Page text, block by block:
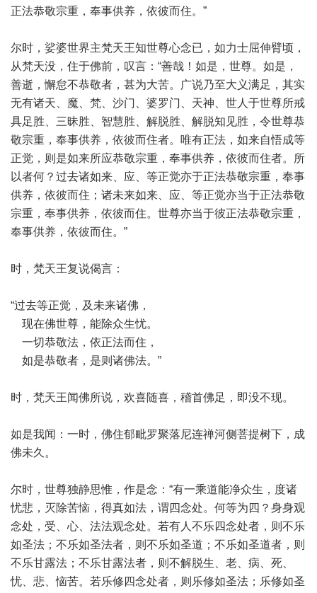
正法恭敬宗重，奉事供养，依彼而住。”
尔时，娑婆世界主梵天王知世尊心念已，如力士屈伸臂顷，
从梵天没，住于佛前，叹言：“善哉！如是，世尊。如是，
善逝，懈怠不恭敬者，甚为大苦。广说乃至大义满足，其实
无有诸天、魔、梵、沙门、婆罗门、天神、世人于世尊所戒
具足胜、三昧胜、智慧胜、解脱胜、解脱知见胜，令世尊恭
敬宗重，奉事供养，依彼而住者。唯有正法，如来自悟成等
正觉，则是如来所应恭敬宗重，奉事供养，依彼而住者。所
以者何？过去诸如来、应、等正觉亦于正法恭敬宗重，奉事
供养，依彼而住；诸未来如来、应、等正觉亦当于正法恭敬
宗重，奉事供养，依彼而住。世尊亦当于彼正法恭敬宗重，
奉事供养，依彼而住。”
时，梵天王复说偈言：
“过去等正觉，及未来诸佛，
现在佛世尊，能除众生忧。
一切恭敬法，依正法而住，
如是恭敬者，是则诸佛法。”
时，梵天王闻佛所说，欢喜随喜，稽首佛足，即没不现。
如是我闻：一时，佛住郁毗罗聚落尼连禅河侧菩提树下，成
佛未久。
尔时，世尊独静思惟，作是念：“有一乘道能净众生，度诸
忧悲，灭除苦恼，得真如法，谓四念处。何等为四？身身观
念处，受、心、法法观念处。若有人不乐四念处者，则不乐
如圣法；不乐如圣法者，则不乐如圣道；不乐如圣道者，则
不乐甘露法；不乐甘露法者，则不解脱生、老、病、死、
忧、悲、恼苦。若乐修四念处者，则乐修如圣法；乐修如圣